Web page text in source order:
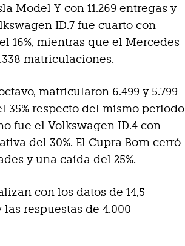
Model Y con 11.269 entregas y
ID.7 fue cuarto con
16%, mientras que el Mercedes
matriculaciones.
matricularon 6.499 y 5.799
35% respecto del mismo periodo
fue el Volkswagen ID.4 con
del 30%. El Cupra Born cerró
y una caída del 25%.
con los datos de 14,5
respuestas de 4.000